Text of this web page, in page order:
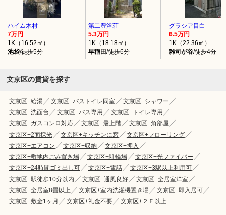
ハイム木村
7万円
1K（16.52㎡）
池袋/徒歩5分
第二豊浴荘
5.3万円
1K（18.18㎡）
早稲田/徒歩6分
グラシア目白
6.5万円
1K（22.36㎡）
雑司が谷/徒歩4分
文京区の賃貸を探す
文京区+給湯 文京区+バストイレ同室
文京区+シャワー
文京区+洗面台
文京区+バス専用
文京区+トイレ専用
文京区+ガスコンロ対応
文京区+最上階
文京区+角部屋
文京区+2面採光
文京区+キッチンに窓
文京区+フローリング
文京区+エアコン
文京区+収納
文京区+押入
文京区+敷地内ごみ置き場
文京区+駐輪場
文京区+光ファイバー
文京区+24時間ゴミ出し可
文京区+電話
文京区+3駅以上利用可
文京区+駅徒歩10分以内
文京区+通風良好
文京区+全居室洋室
文京区+全居室8畳以上
文京区+室内洗濯機置き場
文京区+即入居可
文京区+敷金1ヶ月
文京区+礼金不要 文京区+２Ｆ以上